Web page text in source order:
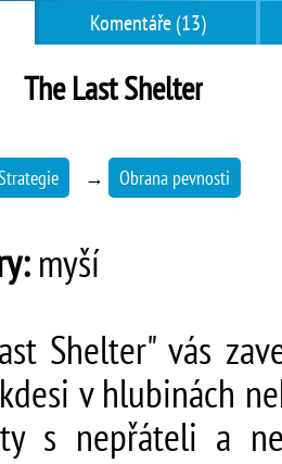
Komentáře (13)
The Last Shelter
→ Obrana pevnosti
myší
Shelter" vás
v hlubinách
s nepřáteli a